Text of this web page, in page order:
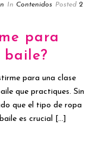
In Contenidos Posted 2
para
baile?
para una clase
que practiques. Sin
que el tipo de ropa
es crucial [...]